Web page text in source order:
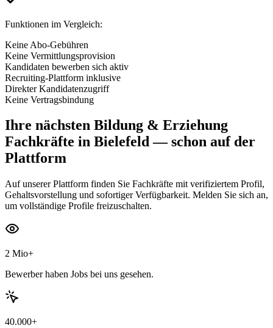
Funktionen im Vergleich:
Keine Abo-Gebühren
Keine Vermittlungsprovision
Kandidaten bewerben sich aktiv
Recruiting-Plattform inklusive
Direkter Kandidatenzugriff
Keine Vertragsbindung
Ihre nächsten Bildung & Erziehung
Fachkräfte in Bielefeld— schon auf der
Plattform
Auf unserer Plattform finden Sie Fachkräfte mit verifiziertem Profil,
Gehaltsvorstellung und sofortiger Verfügbarkeit. Melden Sie sich an,
um vollständige Profile freizuschalten.
2 Mio+
Bewerber haben Jobs bei uns gesehen.
40.000+